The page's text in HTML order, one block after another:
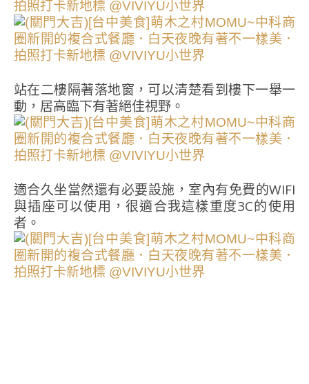
站在二樓隔著落地窗，可以清楚看到樓下一舉一
動，居高臨下有著絕佳視野。
適合久坐當然還有必要設施，室內有免費的WIFI
與插座可以使用，很適合我這樣重度3C的使用
者。